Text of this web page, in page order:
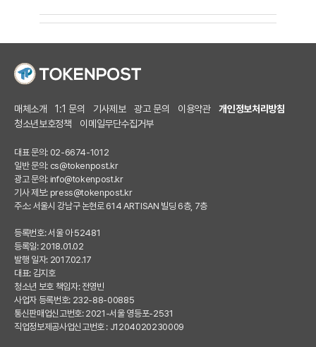
매체소개 1:1 문의 기사제보 광고 문의 이용약관
개인정보처리방침
청소년보호정책
이메일무단수집거부
대표 문의: 02-6674-1012
일반 문의: cs@tokenpost.kr
광고 문의: info@tokenpost.kr
기사 제보: press@tokenpost.kr
주소: 서울시 강남구 논현로 614 ARTISAN 빌딩 6층, 7층
등록번호: 서울 아 52481
등록일: 2018.01.02
발행 일자: 2017.02.17
대표: 김지호
청소년 보호 책임자: 전영빈
사업자 등록번호: 232-88-00885
통신판매업신고번호: 2021-서울 영등포-2531
직업정보제공사업신고번호 : J1204020230009